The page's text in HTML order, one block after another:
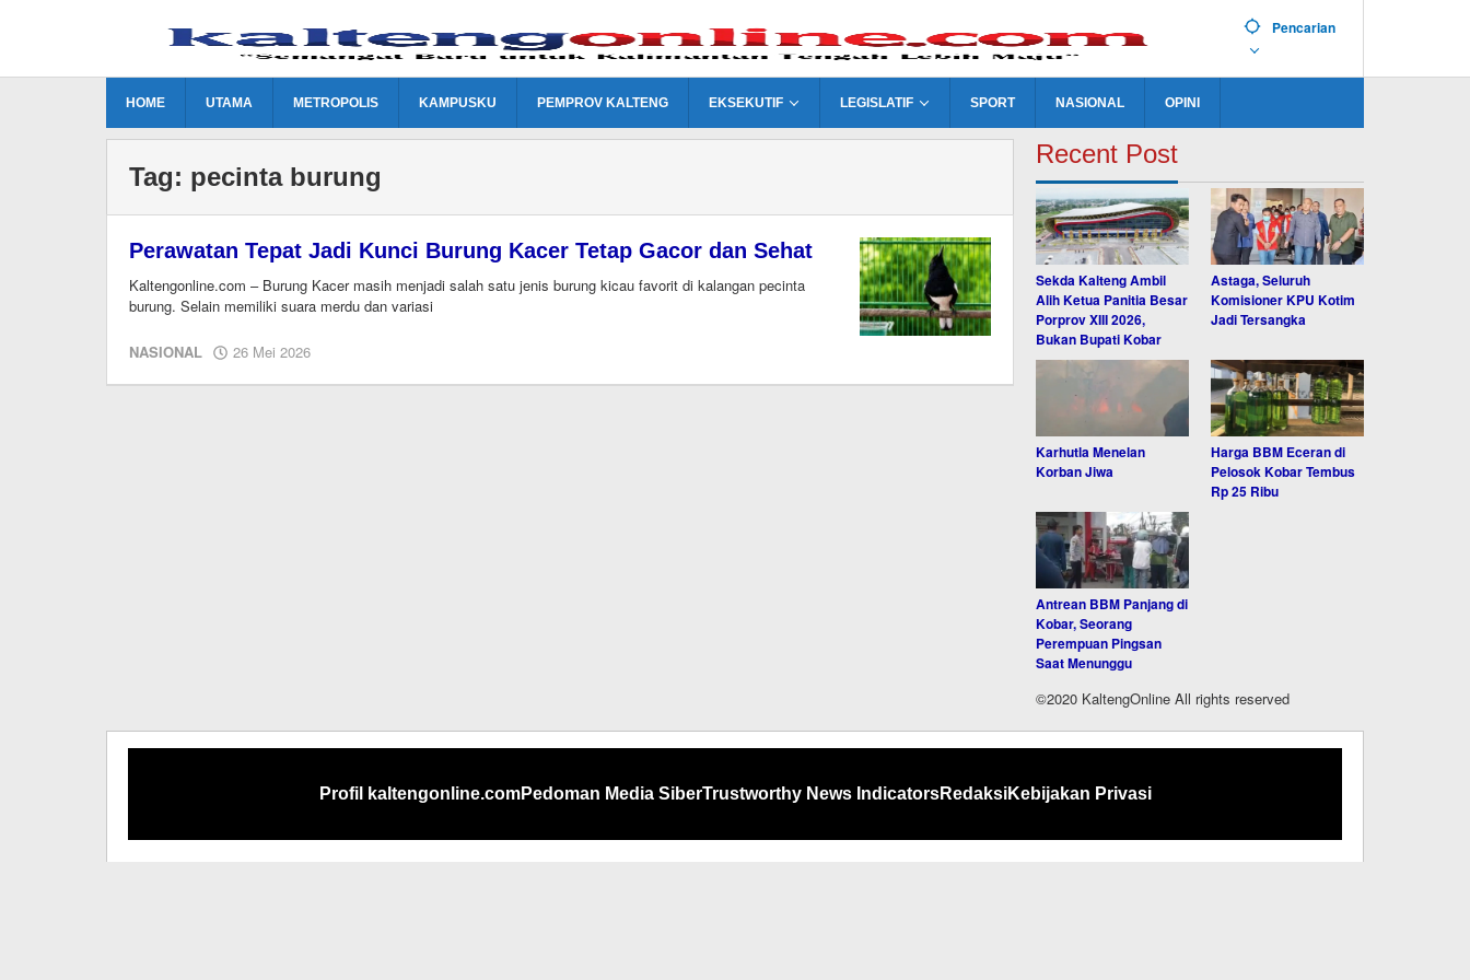
Pencarian
HOME UTAMA METROPOLIS KAMPUSKU PEMPROV KALTENG EKSEKUTIF LEGISLATIF SPORT NASIONAL OPINI
Tag: pecinta burung
Perawatan Tepat Jadi Kunci Burung Kacer Tetap Gacor dan Sehat
Kaltengonline.com – Burung Kacer masih menjadi salah satu jenis burung kicau favorit di kalangan pecinta
burung. Selain memiliki suara merdu dan variasi
NASIONAL 26 Mei 2026
Recent Post
Sekda Kalteng Ambil
Alih Ketua Panitia Besar
Porprov XIII 2026,
Bukan Bupati Kobar
Astaga, Seluruh
Komisioner KPU Kotim
Jadi Tersangka
Karhutla Menelan
Korban Jiwa
Harga BBM Eceran di
Pelosok Kobar Tembus
Rp 25 Ribu
Antrean BBM Panjang di
Kobar, Seorang
Perempuan Pingsan
Saat Menunggu
©2020 KaltengOnline All rights reserved
Profil kaltengonline.comPedoman Media SiberTrustworthy News IndicatorsRedaksiKebijakan Privasi